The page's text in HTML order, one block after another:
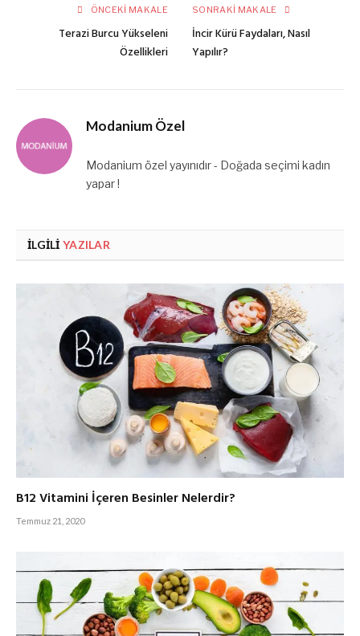
ÖNCEKI MAKALE
Terazi Burcu Yükseleni
Özellikleri
SONRAKI MAKALE
İncir Kürü Faydaları, Nasıl
Yapılır?
Modanium Özel
Modanium özel yayınıdır - Doğada seçimi kadın
yapar !
İLGILI YAZILAR
B12 Vitamini İçeren Besinler Nelerdir?
Temmuz 21, 2020